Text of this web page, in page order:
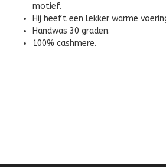
motief.
Hij heeft een lekker warme
Handwas 30 graden.
100% cashmere.